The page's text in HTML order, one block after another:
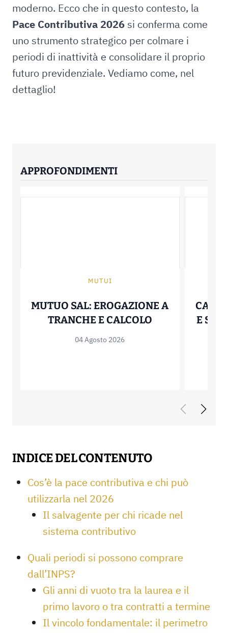
moderno. Ecco che in questo contesto, la
Pace Contributiva 2026 si conferma come
uno strumento strategico per colmare i
periodi di inattività e consolidare il proprio
futuro previdenziale. Vediamo come, nel
dettaglio!
APPROFONDIMENTI
MUTUI
MUTUO SAL: EROGAZIONE A
TRANCHE E CALCOLOMUTUO SAL:
04 Agosto 2026
E
INDICE DEL CONTENUTO
Cos’è la pace contributiva e chi può
utilizzarla nel 2026
Il salvagente per chi ricade nel
sistema contributivo
Quali periodi si possono comprare
dall’INPS?
Gli anni di vuoto tra la laurea e il
primo lavoro o tra contratti a termine
Il vincolo fondamentale: il perimetro